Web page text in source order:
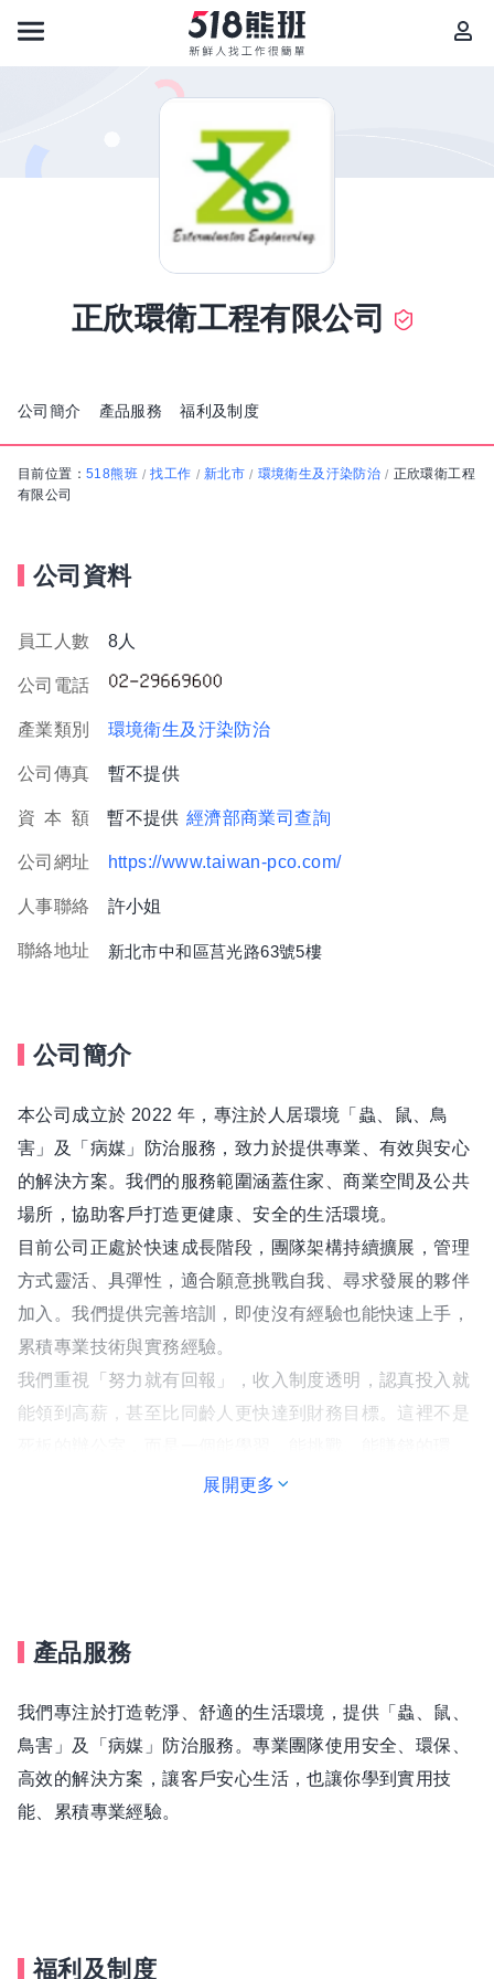
正欣環衛工程有限公司
公司簡介 產品服務 福利及制度
目前位置： 518熊班 / 找工作 / 新北市 / 環境衛生及汙染防治 / 正欣環衛工程
有限公司
公司資料
員工人數 8人
公司電話
產業類別 環境衛生及汙染防治
公司傳真 暫不提供
資 本 額 暫不提供 經濟部商業司查詢
公司網址 https://www.taiwan-pco.com/
人事聯絡 許小姐
聯絡地址 新北市中和區莒光路63號5樓
公司簡介
本公司成立於 2022 年，專注於人居環境「蟲、鼠、鳥
害」及「病媒」防治服務，致力於提供專業、有效與安心
的解決方案。我們的服務範圍涵蓋住家、商業空間及公共
場所，協助客戶打造更健康、安全的生活環境。
目前公司正處於快速成長階段，團隊架構持續擴展，管理
方式靈活、具彈性，適合願意挑戰自我、尋求發展的夥伴
加入。我們提供完善培訓，即使沒有經驗也能快速上手，
累積專業技術與實務經驗。
我們重視「努力就有回報」，收入制度透明，認真投入就
能領到高薪，甚至比同齡人更快達到財務目標。這裡不是
展開更多
產品服務
我們專注於打造乾淨、舒適的生活環境，提供「蟲、鼠、
鳥害」及「病媒」防治服務。專業團隊使用安全、環保、
高效的解決方案，讓客戶安心生活，也讓你學到實用技
能、累積專業經驗。
福利及制度